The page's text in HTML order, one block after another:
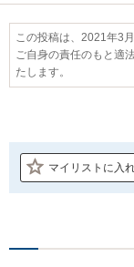
この投稿は、2021年3
ご自身の責任のもと適
たします。
マイリストに入